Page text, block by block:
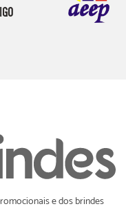
e dos brindes